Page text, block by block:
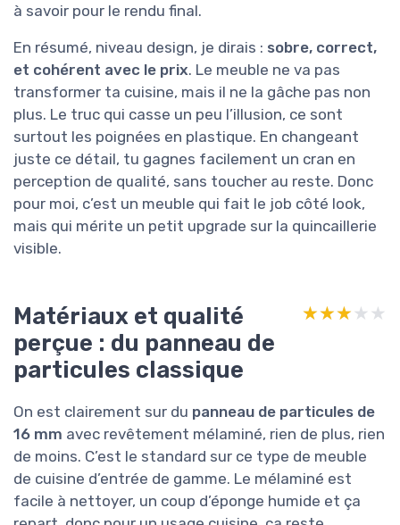
à savoir pour le rendu final.
En résumé, niveau design, je dirais : sobre, correct,
et cohérent avec le prix. Le meuble ne va pas
transformer ta cuisine, mais il ne la gâche pas non
plus. Le truc qui casse un peu l’illusion, ce sont
surtout les poignées en plastique. En changeant
juste ce détail, tu gagnes facilement un cran en
perception de qualité, sans toucher au reste. Donc
pour moi, c’est un meuble qui fait le job côté look,
mais qui mérite un petit upgrade sur la quincaillerie
visible.
Matériaux et qualité
perçue : du panneau de
particules classique
★★★★★
★★★★★
On est clairement sur du panneau de particules de
16 mm avec revêtement mélaminé, rien de plus, rien
de moins. C’est le standard sur ce type de meuble
de cuisine d’entrée de gamme. Le mélaminé est
facile à nettoyer, un coup d’éponge humide et ça